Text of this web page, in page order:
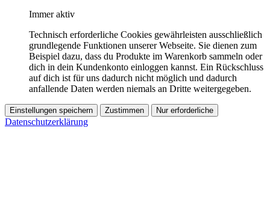
Immer aktiv
Technisch erforderliche Cookies gewährleisten ausschließlich
grundlegende Funktionen unserer Webseite. Sie dienen zum
Beispiel dazu, dass du Produkte im Warenkorb sammeln oder
dich in dein Kundenkonto einloggen kannst. Ein Rückschluss
auf dich ist für uns dadurch nicht möglich und dadurch
anfallende Daten werden niemals an Dritte weitergegeben.
Einstellungen speichern Zustimmen Nur erforderliche
Datenschutzerklärung